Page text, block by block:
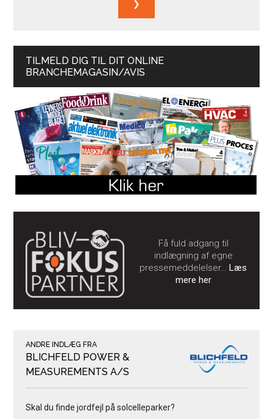
TILMELD DIG TIL DIT ONLINE
BRANCHEMAGASIN/AVIS
Få fuld adgang til
indlægning af egne
pressemeddelelser… Læs
mere her
ANDRE INDLÆG FRA
BLICHFELD POWER &
MEASUREMENTS A/S
Skal du finde jordfejl på solcelleparker?